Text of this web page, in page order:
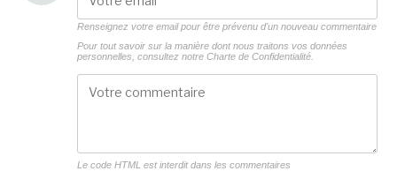
Renseignez votre email pour être prévenu d'un nouveau commentaire
Pour tout savoir sur la manière dont nous traitons vos données
personnelles, consultez notre Charte de Confidentialité.
Le code HTML est interdit dans les commentaires